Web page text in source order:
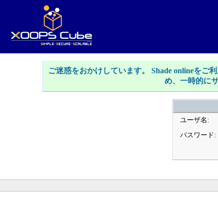
ご迷惑をおかけしています。 Shade onlineをご
め、一時的に
ユーザ名:
パスワード: